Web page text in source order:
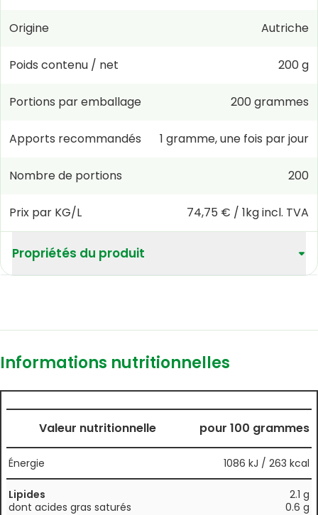
Origine Autriche
Poids contenu / net 200 g
Portions par emballage 200grammes
Apports recommandés 1 gramme,une fois par jour
Nombre de portions 200
Prix par KG/L 74,75 € / 1kgincl. TVA
Propriétés du produit
Informations nutritionnelles
Valeur nutritionnelle pour 100 grammes
Énergie 1086 kJ / 263 kcal
Lipides
dont acides gras saturés
2.1 g
0.6 g